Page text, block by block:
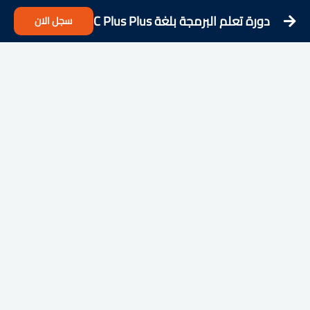
دورة تعلم البرمجة بلغة C Plus Plus سجل الان